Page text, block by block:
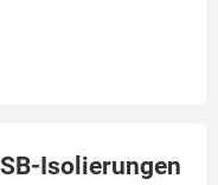
Isolierungen